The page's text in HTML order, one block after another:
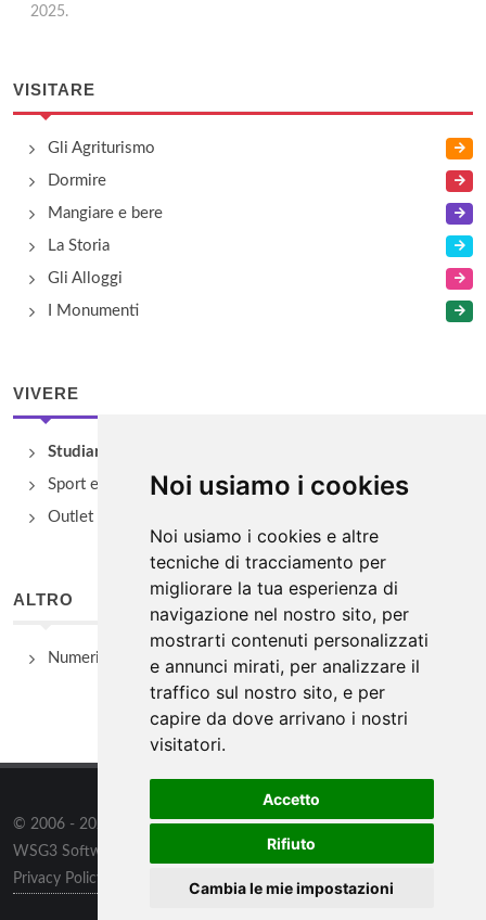
Noi usiamo i cookies
Noi usiamo i cookies e altre
tecniche di tracciamento per
migliorare la tua esperienza di
navigazione nel nostro sito, per
mostrarti contenuti personalizzati
e annunci mirati, per analizzare il
traffico sul nostro sito, e per
capire da dove arrivano i nostri
visitatori.
Accetto
Rifiuto
Cambia le mie impostazioni
2025.
VISITARE
Gli Agriturismo
Dormire
Mangiare e bere
La Storia
Gli Alloggi
I Monumenti
VIVERE
Studiare
Sport e Benessere
Outlet e spacci aziendali
ALTRO
Numeri Utili
© 2006 - 2026 WSG3 STUDIOtutti i diritti riservati. Powered by
WSG3 Software
Privacy Policy
Preferenze sui Cookies